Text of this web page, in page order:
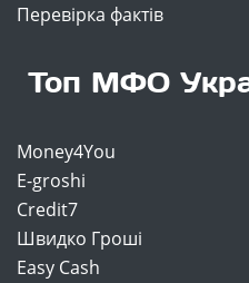
Перевірка фактів
Топ МФО
Money4You
E-groshi
Credit7
Швидко Гроші
Easy Cash